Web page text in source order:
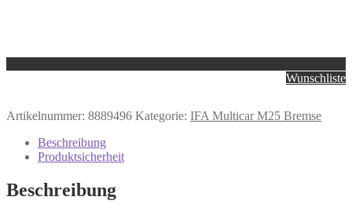
Wunschliste
Artikelnummer: 8889496 Kategorie: IFA Multicar M25 Bremse
Beschreibung
Produktsicherheit
Beschreibung